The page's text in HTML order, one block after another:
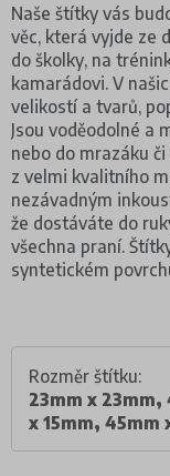
Naše štítky vás
věc, která vyjde ze
do školky, na
kamarádovi. V
velikostí a tvarů,
Jsou voděodolné a
nebo do mrazáku
z velmi kvalitního
nezávadným
že dostáváte do
všechna praní.
syntetickém
Rozměr štítku:
23mm x 23mm,
x 15mm, 45mm